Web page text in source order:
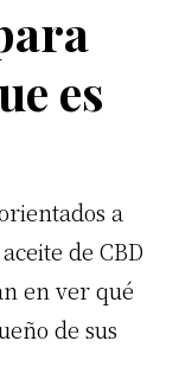
es
a
de CBD
en ver qué
de sus